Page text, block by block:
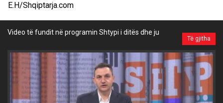
E.H/Shqiptarja.com
Video të fundit në programin Shtypi i ditës dhe ju
Të gjitha